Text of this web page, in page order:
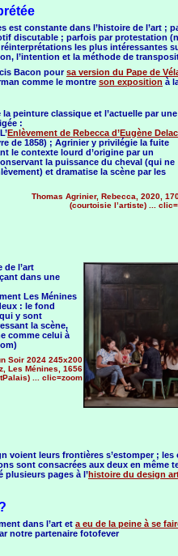
est constante dans l’histoire de l’art ;
discutable ; parfois par protestation
les plus intéressantes
l’intention et la méthode de
Bacon poursa version du Pape de
comme le montre son exposition à
peinture classique et l’actuelle par une
:
Enlèvement de Rebecca d’Eugène
de 1858) ; Agrinier y privilégie la fuite
le contexte lourd d’origine par un
la puissance du cheval (qui ne
et dramatise la scène par les
Thomas Agrinier, Rebecca, 2020,
(courtoisie l’artiste) ...
de l’art
dans une
Les Ménines
: le fond
y sont
la scène,
comme celui à
Soir 2024 245x200
Les Ménines, 1656
... clic=zoom
voient leurs frontières s’estomper ;
sont consacrées aux deux en même
plusieurs pages à l’histoire du design
dans l’art et a eu de la peine à se
notre partenaire fotofever